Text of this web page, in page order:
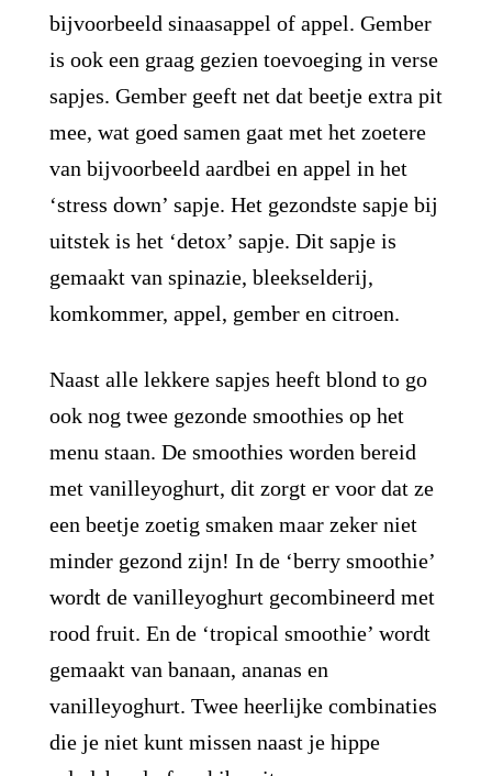
bijvoorbeeld sinaasappel of appel. Gember
is ook een graag gezien toevoeging in verse
sapjes. Gember geeft net dat beetje extra pit
mee, wat goed samen gaat met het zoetere
van bijvoorbeeld aardbei en appel in het
‘stress down’ sapje. Het gezondste sapje bij
uitstek is het ‘detox’ sapje. Dit sapje is
gemaakt van spinazie, bleekselderij,
komkommer, appel, gember en citroen.
Naast alle lekkere sapjes heeft blond to go
ook nog twee gezonde smoothies op het
menu staan. De smoothies worden bereid
met vanilleyoghurt, dit zorgt er voor dat ze
een beetje zoetig smaken maar zeker niet
minder gezond zijn! In de ‘berry smoothie’
wordt de vanilleyoghurt gecombineerd met
rood fruit. En de ‘tropical smoothie’ wordt
gemaakt van banaan, ananas en
vanilleyoghurt. Twee heerlijke combinaties
die je niet kunt missen naast je hippe